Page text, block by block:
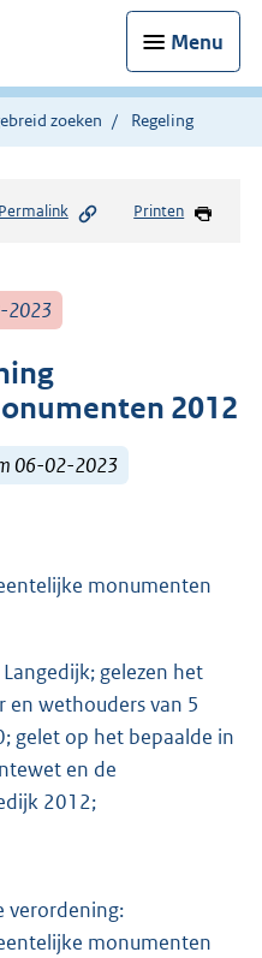
Menu
zoeken Regeling
Permalink Printen
2023
2012
06-02-2023
monumenten
gelezen het
en wethouders van 5
gelet op het bepaalde in
en de
2012;
verordening:
monumenten